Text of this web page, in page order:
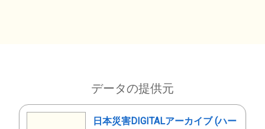
データの提供元
日本災害DIGITALアーカイブ (ハー